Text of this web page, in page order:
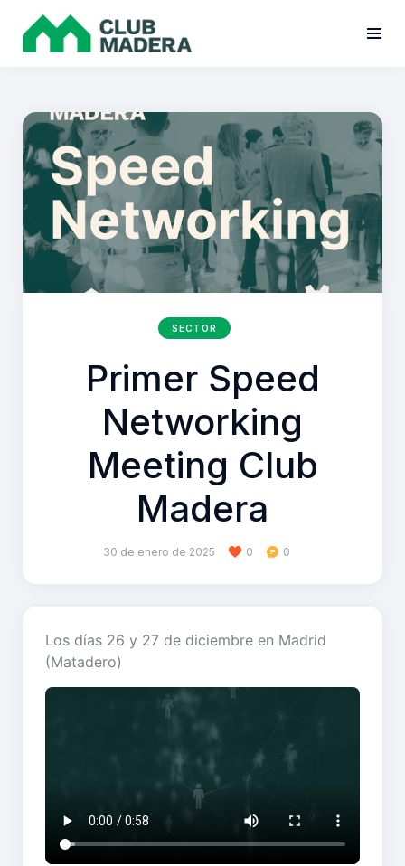
SECTOR
Primer Speed
Networking
Meeting Club
Madera
30 de enero de 2025 0 0
Los días 26 y 27 de diciembre en Madrid
(Matadero)